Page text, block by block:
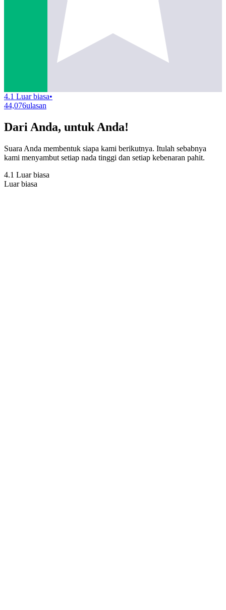
4.1 Luar biasa•
44,076ulasan
Dari Anda, untuk Anda!
Suara Anda membentuk siapa kami berikutnya. Itulah sebabnya
kami menyambut setiap nada tinggi dan setiap kebenaran pahit.
4.1 Luar biasa
Luar biasa